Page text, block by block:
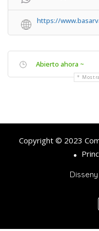
https://
Abierto ahora ~
Copyright © 2023